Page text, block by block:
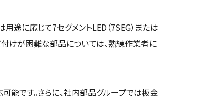
途に応じて7セグメントLED（7SEG）または
付けが困難な部品については、熟練作業者に
能です。さらに、社内部品グループでは板金